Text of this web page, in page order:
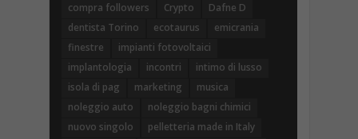
compra followers
Crypto
Dafne D
dentista Torino
ecotaurus
emicrania
finestre
impianti fotovoltaici
implantologia
incontri
intimo di lusso
isola di pag
marketing
musica
noleggio auto
noleggio bagni chimici
nuovo singolo
pelletteria made in Italy